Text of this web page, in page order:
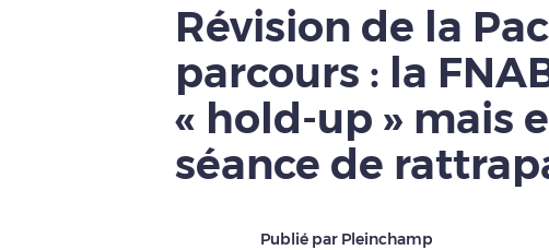
Révision de la
parcours : la
« hold-up » mais
séance de
Publié par Pleinchamp